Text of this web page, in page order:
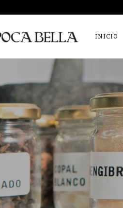
INICIO